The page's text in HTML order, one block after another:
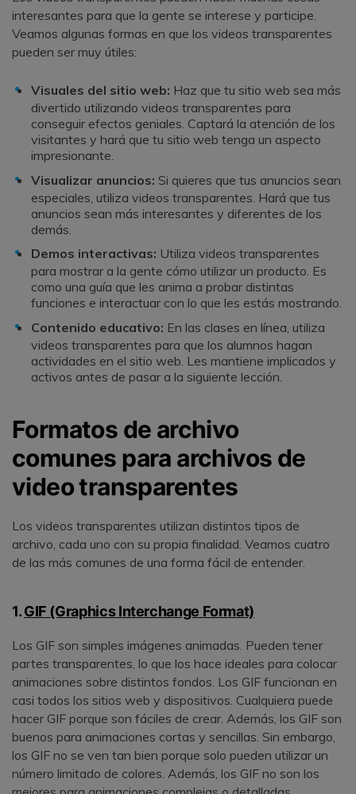
interesantes para que la gente se interese y participe.
Veamos algunas formas en que los videos transparentes
pueden ser muy útiles:
Visuales del sitio web: Haz que tu sitio web sea más
divertido utilizando videos transparentes para
conseguir efectos geniales. Captará la atención de los
visitantes y hará que tu sitio web tenga un aspecto
impresionante.
Visualizar anuncios: Si quieres que tus anuncios sean
especiales, utiliza videos transparentes. Hará que tus
anuncios sean más interesantes y diferentes de los
demás.
Demos interactivas: Utiliza videos transparentes
para mostrar a la gente cómo utilizar un producto. Es
como una guía que les anima a probar distintas
funciones e interactuar con lo que les estás mostrando.
Contenido educativo: En las clases en línea, utiliza
videos transparentes para que los alumnos hagan
actividades en el sitio web. Les mantiene implicados y
activos antes de pasar a la siguiente lección.
Formatos de archivo
comunes para archivos de
video transparentes
Los videos transparentes utilizan distintos tipos de
archivo, cada uno con su propia finalidad. Veamos cuatro
de las más comunes de una forma fácil de entender.
1.GIF (Graphics Interchange Format)
Los GIF son simples imágenes animadas. Pueden tener
partes transparentes, lo que los hace ideales para colocar
animaciones sobre distintos fondos. Los GIF funcionan en
casi todos los sitios web y dispositivos. Cualquiera puede
hacer GIF porque son fáciles de crear. Además, los GIF son
buenos para animaciones cortas y sencillas. Sin embargo,
los GIF no se ven tan bien porque solo pueden utilizar un
número limitado de colores. Además, los GIF no son los